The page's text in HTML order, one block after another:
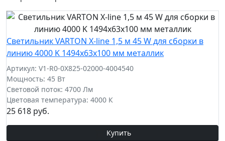
Cветильник VARTON X-line 1,5 м 45 W для сборки в
линию 4000 K 1494x63x100 мм металлик
Артикул: V1-R0-0X825-02000-4004540
Мощность: 45 Вт
Световой поток: 4700 Лм
Цветовая температура: 4000 К
25 618 руб.
Купить